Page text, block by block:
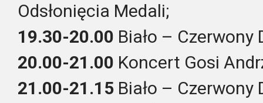
Odsłonięcia Medali;
19.30-20.00 Biało –
20.00-21.00 Koncert Gosi
21.00-21.15 Biało –